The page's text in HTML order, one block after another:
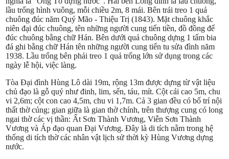
lầu trống hình vuông, mỗi chiều 2m, 8 mái. Bên trái treo 1 quả
chuông đúc năm Quý Mão - Thiệu Trị (1843). Mặt chuông khắc
niên đại đúc chuông, tên những người cung tiến tiền, đồ đồng để
đúc chuông bằng chữ Hán. Bên dưới quả chuông dựng 1 tấm bia
đá ghi bằng chữ Hán tên những người cung tiến tu sửa đình năm
1938. Lầu trống bên phải treo 1 quả trống lớn sử dụng trong các
ngày lễ hội, việc làng.
Tòa Đại đình Hùng Lô dài 19m, rộng 13m được dựng từ vật liệu
chủ đạo là gỗ quý như đinh, lim, sến, táu, mít. Cột cái cao 5m, chu
vi 2,6m; cột con cao 4,5m, chu vi 1,7m. Cả 3 gian đều có bố trí nội
thất thờ cúng; gian giữa là gian thờ chính, trên thượng cung có long
ngai thờ các vị thần: Ất Sơn Thành Vương, Viễn Sơn Thành
Vương và Áp đạo quan Đại Vương. Đây là di tích nằm trong hệ
thống di tích thờ các nhân vật lịch sử thời kỳ Hùng Vương dựng
nước.